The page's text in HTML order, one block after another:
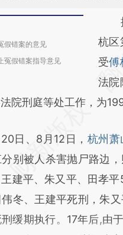
假错案的意见
冤假错案指导意见
请
成，
对和
据
杭区
受傅
法院
院刑庭等处工作，为
、8月12日， 杭州萧
别被人杀害抛尸路边
建平、朱又平、田孝
冬、王建平死刑，朱
缓期执行。17年后,由